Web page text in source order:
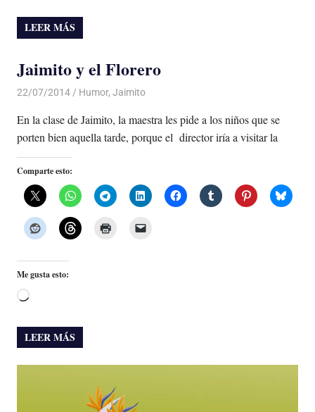
LEER MÁS
Jaimito y el Florero
22/07/2014 Luis Castellanos
Humor, Jaimito
En la clase de Jaimito, la maestra les pide a los niños que se
porten bien aquella tarde, porque el director iría a visitar la
Comparte esto:
Me gusta esto:
Cargando...
LEER MÁS